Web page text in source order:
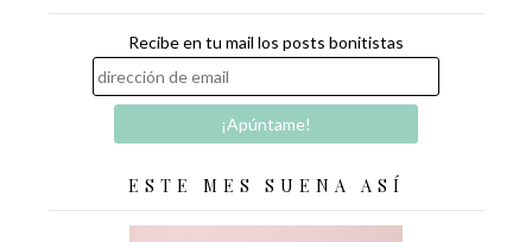
Recibe en tu mail los posts bonitistas
ESTE MES SUENA ASÍ